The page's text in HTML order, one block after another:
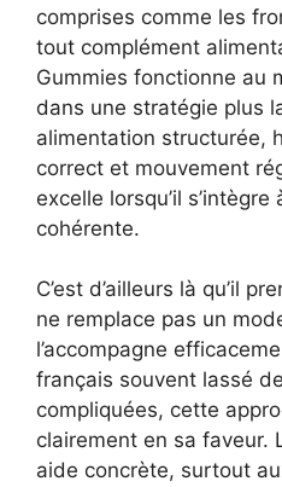
comprises comme les
tout complément
Gummies fonctionne au
dans une stratégie plus
alimentation structurée,
correct et mouvement
excelle lorsqu’il
cohérente.
C’est d’ailleurs là qu’il
ne remplace pas un
l’accompagne
français souvent lassé
compliquées, cette
clairement en sa faveur.
aide concrète, surtout